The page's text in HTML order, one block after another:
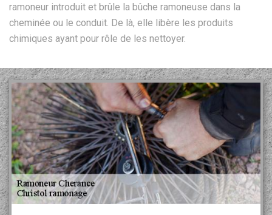
ramoneur introduit et brûle la bûche ramoneuse dans la
cheminée ou le conduit. De là, elle libère les produits
chimiques ayant pour rôle de les nettoyer.